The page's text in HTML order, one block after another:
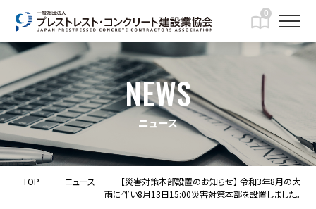
0
NEWS
ニュース
TOP ─ ニュース ─
【災害対策本部設置のお知らせ】 令和3年8月の大
雨に伴い8月13日15:00災害対策本部を設置しました。